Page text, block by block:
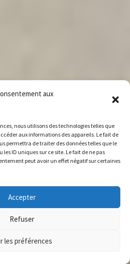
aux
nous utilisons des technologies telles que
aux informations des appareils. Le fait de
permettra de traiter des données telles que le
ID uniques sur ce site. Le fait de ne pas
peut avoir un effet négatif sur certaines
Accepter
Refuser
les préférences